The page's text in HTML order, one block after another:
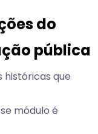
do
pública
históricas que
módulo é